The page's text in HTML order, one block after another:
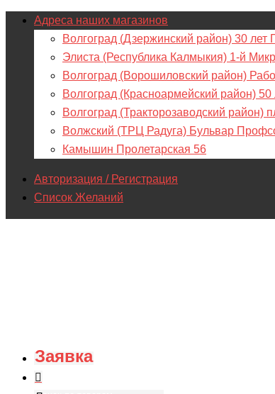
Адреса наших магазинов
Волгоград (Дзержинский район) 30
Элиста (Республика Калмыкия) 1-й
Волгоград (Ворошиловский район)
Волгоград (Красноармейский район)
Волгоград (Тракторозаводский
Волжский (ТРЦ Радуга) Бульвар
Камышин Пролетарская 56
Авторизация / Регистрация
Список Желаний
Заявка